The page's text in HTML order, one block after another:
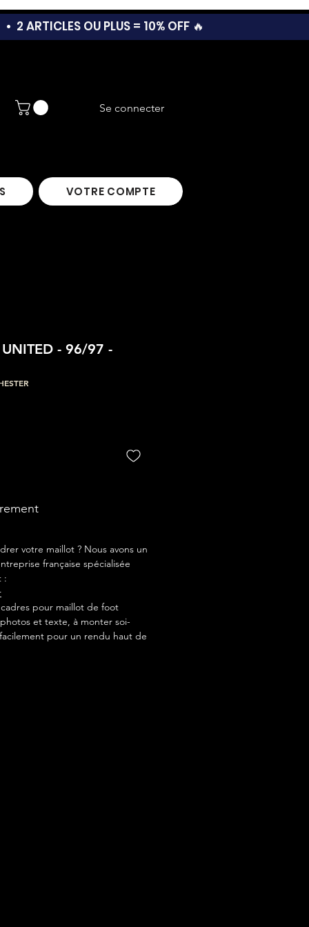
• 2 ARTICLES OU PLUS = 10% OFF 🔥
Se connecter
VOTRE COMPTE
- 96/97 -
votre maillot ? Nous avons un
française spécialisée
:
pour maillot de foot
et texte, à monter soi-
pour un rendu haut de